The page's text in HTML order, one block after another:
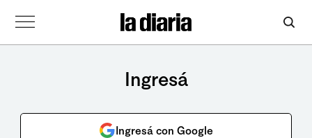
Ingresá
Ingresá con Google